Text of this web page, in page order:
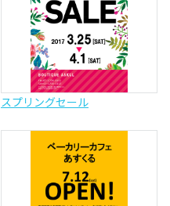
スプリングセール